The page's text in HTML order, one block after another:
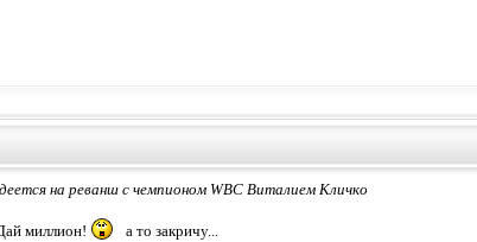
на реванш с чемпионом WBC Виталием Кличко
миллион! а то закричу...